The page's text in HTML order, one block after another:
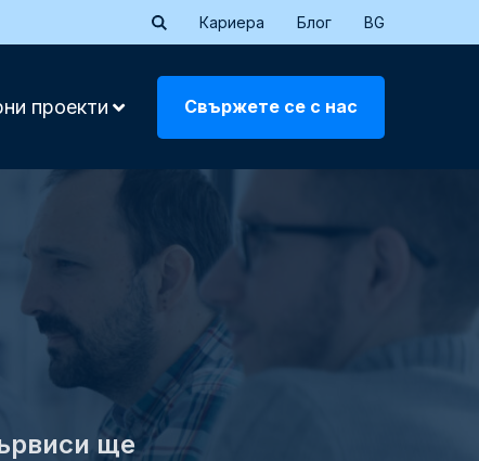
Кариера Блог BG
проекти Свържете се с нас
ще